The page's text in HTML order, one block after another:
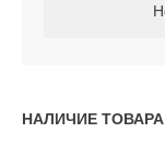
НАЛИЧИЕ